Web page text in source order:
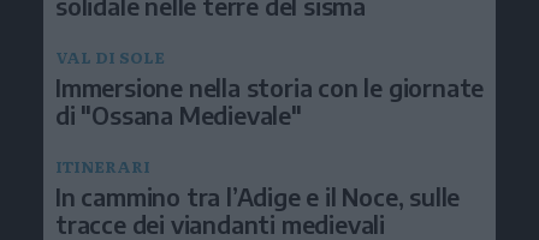
VAL DI SOLE
Immersione nella storia con le giornate
di "Ossana Medievale"
ITINERARI
In cammino tra l’Adige e il Noce, sulle
tracce dei viandanti medievali